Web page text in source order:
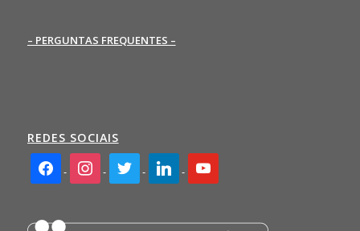
– PERGUNTAS FREQUENTES –
REDES SOCIAIS
facebook2instagramtwitter linkedin youtube